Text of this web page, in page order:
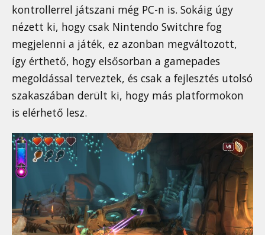
kontrollerrel játszani még PC-n is. Sokáig úgy
nézett ki, hogy csak Nintendo Switchre fog
megjelenni a játék, ez azonban megváltozott,
így érthető, hogy elsősorban a gamepades
megoldással terveztek, és csak a fejlesztés utolsó
szakaszában derült ki, hogy más platformokon
is elérhető lesz.